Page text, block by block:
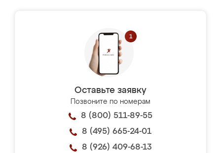
Оставьте заявку
Позвоните по номерам
8 (800) 511-89-55
8 (495) 665-24-01
8 (926) 409-68-13